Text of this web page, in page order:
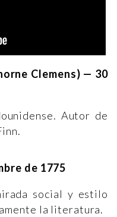
Clemens) — 30
Autor de
de 1775
social y estilo
la literatura.